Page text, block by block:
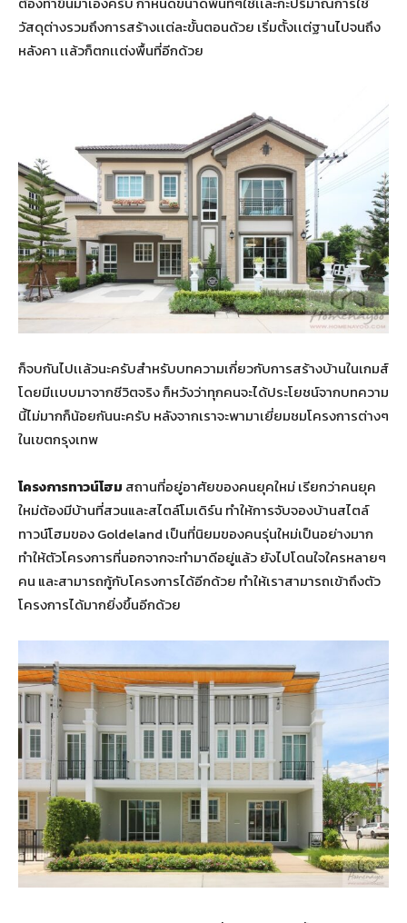
วัสดุต่างรวมถึงการสร้างเเต่ละขั้นตอนด้วย เริ่มตั้งเเต่ฐานไปจนถึง
หลังคา เเล้วก็ตกเเต่งพื้นที่อีกด้วย
ก็จบกันไปเเล้วนะครับสำหรับบทความเกี่ยวกับการสร้างบ้านในเกมส์
โดยมีเเบบมาจากชีวิตจริง ก็หวังว่าทุกคนจะได้ประโยชน์จากบทความ
นี้ไม่มากก็น้อยกันนะครับ หลังจากเราจะพามาเยี่ยมชมโครงการต่างๆ
ในเขตกรุงเทพ
โครงการทาวน์โฮม สถานที่อยู่อาศัยของคนยุคใหม่ เรียกว่าคนยุค
ใหม่ต้องมีบ้านที่สวนและสไตล์โมเดิร์น ทำให้การจับจองบ้านสไตล์
ทาวน์โฮมของ Goldeland เป็นที่นิยมของคนรุ่นใหม่เป็นอย่างมาก
ทำให้ตัวโครงการที่นอกจากจะทำมาดีอยู่แล้ว ยังไปโดนใจใครหลายๆ
คน และสามารถกู้กับโครงการได้อีกด้วย ทำให้เราสามารถเข้าถึงตัว
โครงการได้มากยิ่งขึ้นอีกด้วย